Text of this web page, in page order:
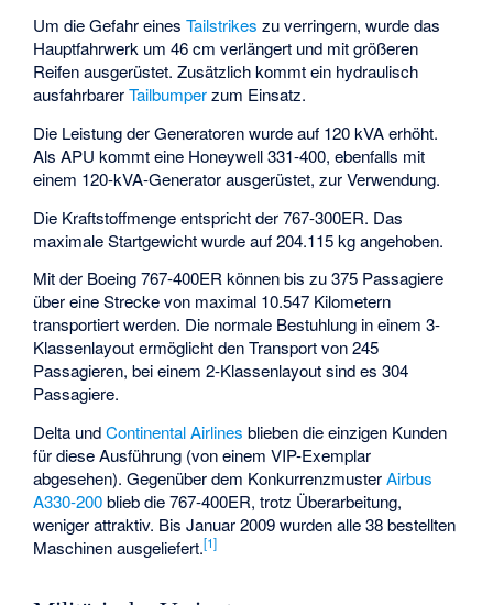
Um die Gefahr einesTailstrikes zu verringern, wurde das
Hauptfahrwerk um 46 cm verlängert und mit größeren
Reifen ausgerüstet. Zusätzlich kommt ein hydraulisch
ausfahrbarerTailbumperzum Einsatz.
Die Leistung der Generatoren wurde auf 120 kVA erhöht.
Als APU kommt eine Honeywell 331-400, ebenfalls mit
einem 120-kVA-Generator ausgerüstet, zur Verwendung.
Die Kraftstoffmenge entspricht der 767-300ER. Das
maximale Startgewicht wurde auf 204.115 kg angehoben.
Mit der Boeing 767-400ER können bis zu 375 Passagiere
über eine Strecke von maximal 10.547 Kilometern
transportiert werden. Die normale Bestuhlung in einem 3-
Klassenlayout ermöglicht den Transport von 245
Passagieren, bei einem 2-Klassenlayout sind es 304
Passagiere.
Delta undContinental Airlines blieben die einzigen Kunden
für diese Ausführung (von einem VIP-Exemplar
abgesehen). Gegenüber dem KonkurrenzmusterAirbus
A330-200blieb die 767-400ER, trotz Überarbeitung,
weniger attraktiv. Bis Januar 2009 wurden alle 38 bestellten
Maschinen ausgeliefert.[1]